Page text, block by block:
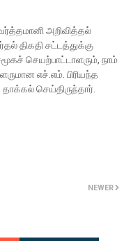
அறிவித்தல்
திகதி சட்டத்துக்கு
செயற்பாட்டாளரும், நாம்
எச்.எம். பிரியந்த
செய்திருந்தார்.
NEWER